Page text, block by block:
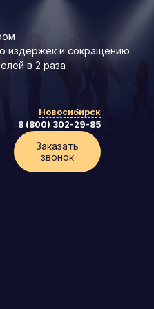
издержек и сокращению
в 2 раза
Новосибирск
8 (800) 302-29-85
Заказать
звонок